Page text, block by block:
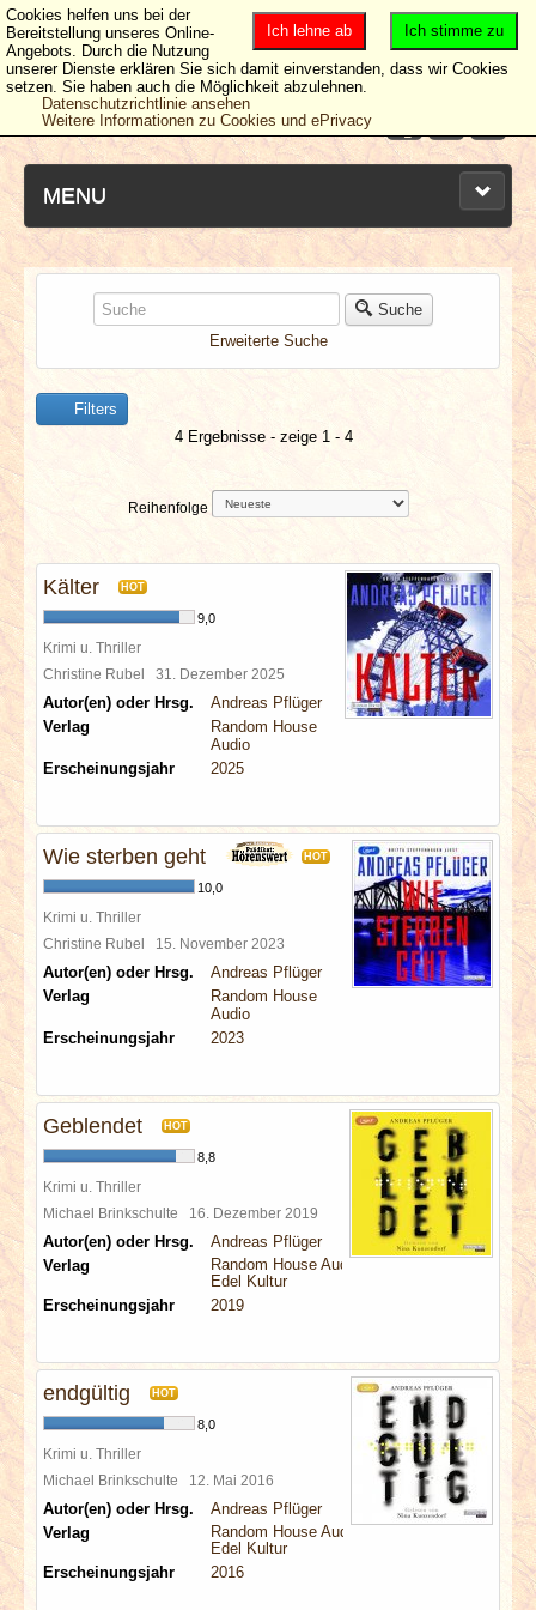
MENU
NEUESTE ARTIKEL
NEWS & DATES
BERICHTE
SPECIALS
REDAKTION
LINKS
Suche
Erweiterte Suche
Filters
4 Ergebnisse - zeige 1 - 4
Reihenfolge
Kälter HOT
9,0
Krimi u. Thriller
Christine Rubel 31. Dezember 2025
Autor(en) oder Hrsg.
Andreas Pflüger
Verlag
Random House
Audio
Erscheinungsjahr
2025
Wie sterben geht HOT
10,0
Krimi u. Thriller
Christine Rubel 15. November 2023
Autor(en) oder Hrsg.
Andreas Pflüger
Verlag
Random House
Audio
Erscheinungsjahr
2023
Geblendet HOT
8,8
Krimi u. Thriller
Michael Brinkschulte 16. Dezember 2019
Autor(en) oder Hrsg.
Andreas Pflüger
Verlag
Random House Audio
Edel Kultur
Erscheinungsjahr
2019
endgültig HOT
8,0
Krimi u. Thriller
Michael Brinkschulte 12. Mai 2016
Autor(en) oder Hrsg.
Andreas Pflüger
Verlag
Random House Audio
Edel Kultur
Erscheinungsjahr
2016
Ich stimme zu
Ich lehne ab
Cookies helfen uns bei der
Bereitstellung unseres Online-
Angebots. Durch die Nutzung
unserer Dienste erklären Sie sich damit einverstanden, dass wir Cookies
setzen. Sie haben auch die Möglichkeit abzulehnen.
Datenschutzrichtlinie ansehen
Weitere Informationen zu Cookies und ePrivacy